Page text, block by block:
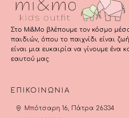
Στο Mi&Mo βλέπουμε τον κόσμο
παιδιών, όπου το παιχνίδι είναι
είναι μια ευκαιρία να γίνουμε ένα
εαυτού μας.
ΕΠΙΚΟΙΝΩΝΊΑ
Μπότσαρη 16, Πάτρα 26334